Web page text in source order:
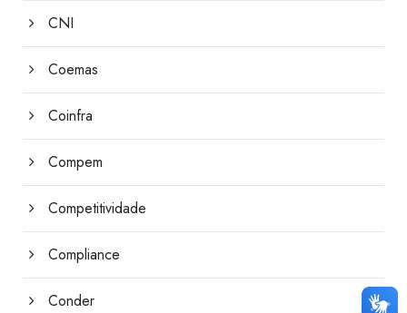
CNI
Coemas
Coinfra
Compem
Competitividade
Compliance
Conder